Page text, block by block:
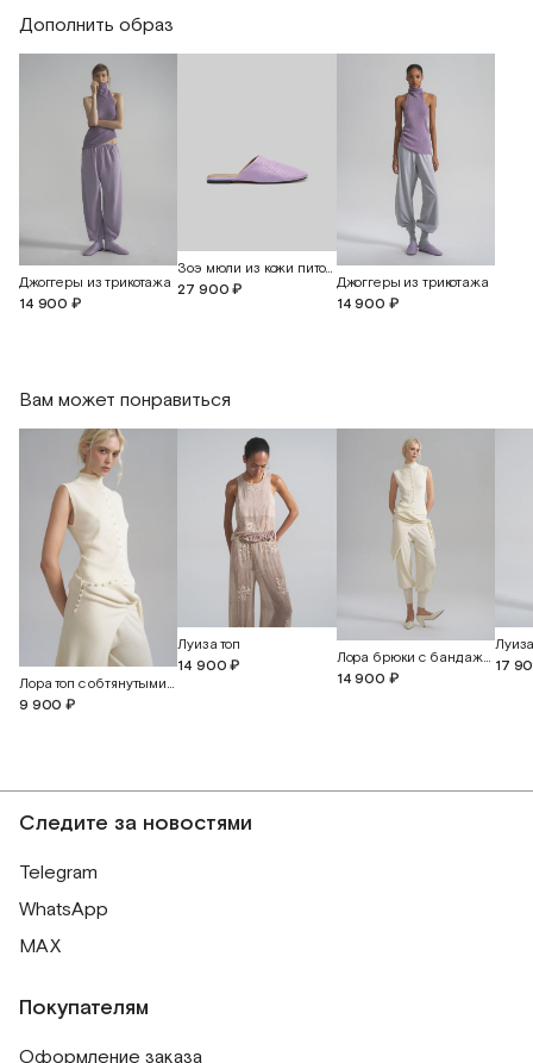
Длина изделия 57 58,5 60
Дополнить образ
Джоггеры из трикотажа
14 900 ₽
Зоэ мюли из кожи питона
27 900 ₽
Джоггеры из трикотажа
14 900 ₽
Вам может понравиться
Лора топ с обтянутыми пуговицами
9 900 ₽
Луиза топ
14 900 ₽
Лора брюки с бандажным поясом и манжетами
14 900 ₽
17
Следите за новостями
Telegram
WhatsApp
MAX
Покупателям
Оформление заказа